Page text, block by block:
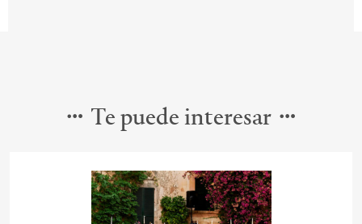
Te puede interesar